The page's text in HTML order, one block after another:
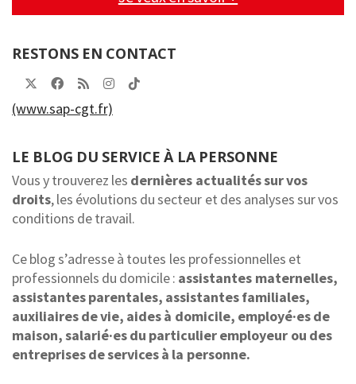
RESTONS EN CONTACT
(www.sap-cgt.fr)
LE BLOG DU SERVICE À LA PERSONNE
Vous y trouverez les dernières actualités sur vos
droits, les évolutions du secteur et des analyses sur vos
conditions de travail.
Ce blog s’adresse à toutes les professionnelles et
professionnels du domicile : assistantes maternelles,
assistantes parentales, assistantes familiales,
auxiliaires de vie, aides à domicile, employé·es de
maison, salarié·es du particulier employeur ou des
entreprises de services à la personne.